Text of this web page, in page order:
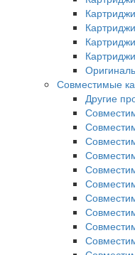
Совместимые
Другие